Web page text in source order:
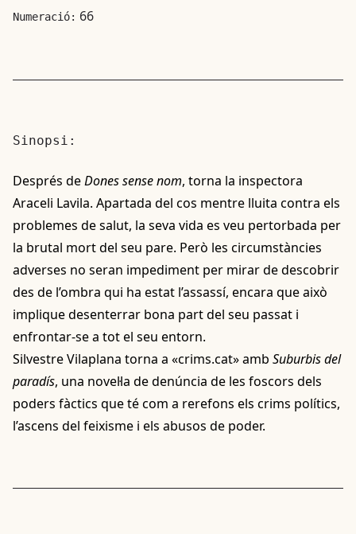
Numeració: 66
Sinopsi:
Després deDones sense nom, torna la inspectora
Araceli Lavila. Apartada del cos mentre lluita contra els
problemes de salut, la seva vida es veu pertorbada per
la brutal mort del seu pare. Però les circumstàncies
adverses no seran impediment per mirar de descobrir
des de l’ombra qui ha estat l’assassí, encara que això
implique desenterrar bona part del seu passat i
enfrontar-se a tot el seu entorn.
Silvestre Vilaplana torna a «crims.cat» amb Suburbis del
paradís, una novel·la de denúncia de les foscors dels
poders fàctics que té com a rerefons els crims polítics,
l’ascens del feixisme i els abusos de poder.